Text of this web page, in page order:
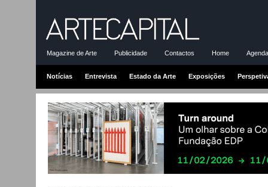
Magazine de Arte Publicidade Contactos Home
Notícias Entrevista Estado da Arte Exposições